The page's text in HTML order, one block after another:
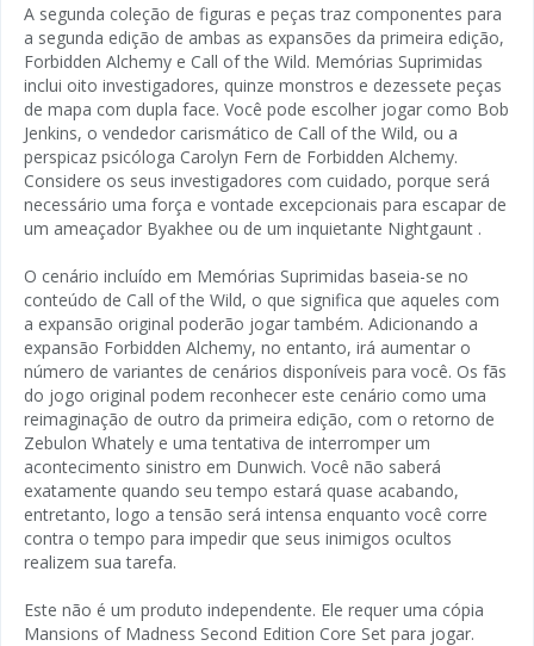
A segunda coleção de figuras e peças traz componentes para
a segunda edição de ambas as expansões da primeira edição,
Forbidden Alchemy e Call of the Wild. Memórias Suprimidas
inclui oito investigadores, quinze monstros e dezessete peças
de mapa com dupla face. Você pode escolher jogar como Bob
Jenkins, o vendedor carismático de Call of the Wild, ou a
perspicaz psicóloga Carolyn Fern de Forbidden Alchemy.
Considere os seus investigadores com cuidado, porque será
necessário uma força e vontade excepcionais para escapar de
um ameaçador Byakhee ou de um inquietante Nightgaunt .
O cenário incluído em Memórias Suprimidas baseia-se no
conteúdo de Call of the Wild, o que significa que aqueles com
a expansão original poderão jogar também. Adicionando a
expansão Forbidden Alchemy, no entanto, irá aumentar o
número de variantes de cenários disponíveis para você. Os fãs
do jogo original podem reconhecer este cenário como uma
reimaginação de outro da primeira edição, com o retorno de
Zebulon Whately e uma tentativa de interromper um
acontecimento sinistro em Dunwich. Você não saberá
exatamente quando seu tempo estará quase acabando,
entretanto, logo a tensão será intensa enquanto você corre
contra o tempo para impedir que seus inimigos ocultos
realizem sua tarefa.
Este não é um produto independente. Ele requer uma cópia
Mansions of Madness Second Edition Core Set para jogar.